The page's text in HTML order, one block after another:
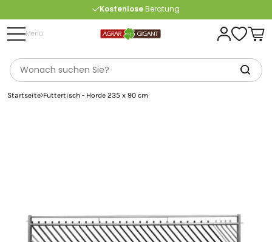
KostenloseBeratung
ab 175 € (in DE) – außer Sperrgut
Menü
Startseite Futtertisch - Horde 235 x 90 cm